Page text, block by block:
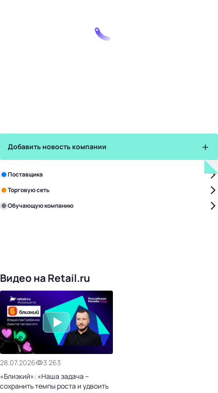
Добавить новость компании
Зарегистрируйте в бизнес-центре:
Поставщика
Торговую сеть
Обучающую компанию
Видео на Retail.ru
28.07.2026
3 263
«Близкий»: «Наша задача –
сохранить темпы роста и удвоить